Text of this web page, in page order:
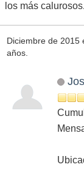
los más calurosos.
Diciembre de 2015
años.